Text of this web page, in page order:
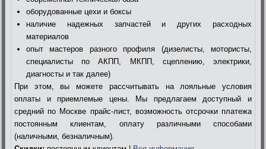
оборудованные цехи и боксы
наличие надежных запчастей и других расходных
материалов
опыт мастеров разного профиля (дизелисты, мотористы,
специалисты по АКПП, МКПП, сцеплению, электрики,
диагносты и так далее)
При этом, вы можете рассчитывать на лояльные условия
оплаты и приемлемые цены. Мы предлагаем доступный и
средний по Москве прайс-лист, возможность отсрочки платежа
постоянным клиентам, оплату различными способами
(наличными, безналичным).